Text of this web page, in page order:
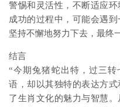
警惕和灵活性，不断适应
成功的过程中，可能会遇
坚持不懈地努力下去，最终
结言
“今期兔猪蛇出特，过三
语，却以其独特的表达方
了生肖文化的魅力与智慧